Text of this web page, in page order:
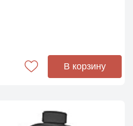
В корзину